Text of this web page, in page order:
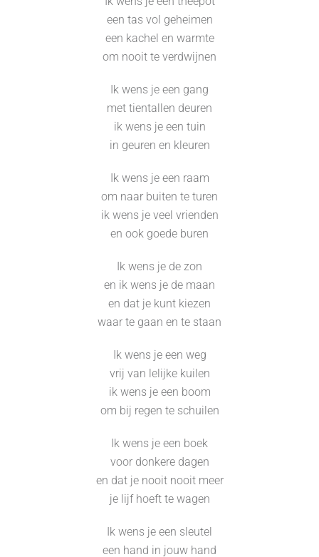
een tas vol geheimen
een kachel en warmte
om nooit te verdwijnen
Ik wens je een gang
met tientallen deuren
ik wens je een tuin
in geuren en kleuren
Ik wens je een raam
om naar buiten te turen
ik wens je veel vrienden
en ook goede buren
Ik wens je de zon
en ik wens je de maan
en dat je kunt kiezen
waar te gaan en te staan
Ik wens je een weg
vrij van lelijke kuilen
ik wens je een boom
om bij regen te schuilen
Ik wens je een boek
voor donkere dagen
en dat je nooit nooit meer
je lijf hoeft te wagen
Ik wens je een sleutel
een hand in jouw hand